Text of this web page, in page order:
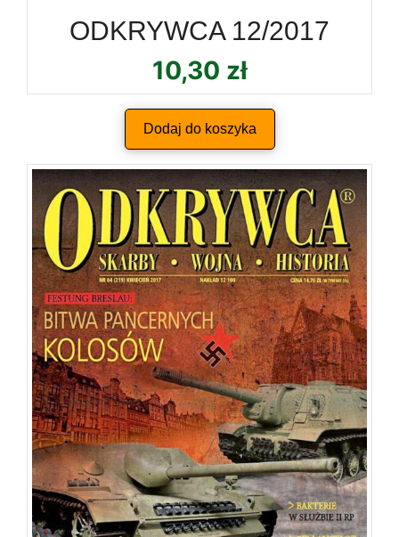
ODKRYWCA 12/2017
10,30 zł
Dodaj do koszyka